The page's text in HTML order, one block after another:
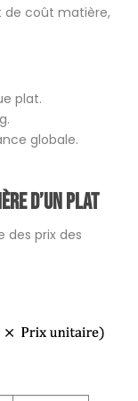
de coût matière,
plat.
globale.
d’un plat
des prix des